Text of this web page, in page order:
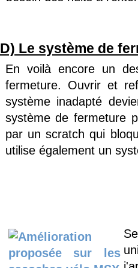
D) Le système de
En voilà encore un
fermeture. Ouvrir et
système inadapté
système de fermeture
par un scratch qui
utilise également un